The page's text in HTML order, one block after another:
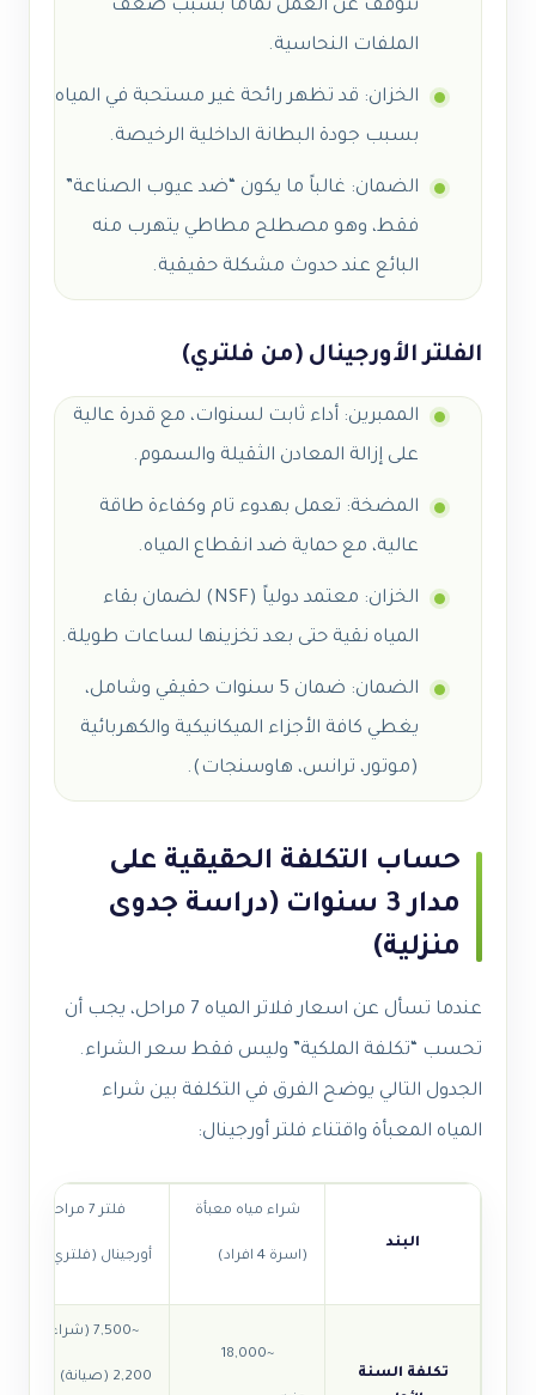
تتوقف عن العمل تماماً بسبب ضعف
الملفات النحاسية.
الخزان: قد تظهر رائحة غير مستحبة في المياه
بسبب جودة البطانة الداخلية الرخيصة.
الضمان: غالباً ما يكون “ضد عيوب الصناعة”
فقط، وهو مصطلح مطاطي يتهرب منه
البائع عند حدوث مشكلة حقيقية.
الفلتر الأورجينال (من فلتري)
الممبرين: أداء ثابت لسنوات، مع قدرة عالية
على إزالة المعادن الثقيلة والسموم.
المضخة: تعمل بهدوء تام وكفاءة طاقة
عالية، مع حماية ضد انقطاع المياه.
الخزان: معتمد دولياً (NSF) لضمان بقاء
المياه نقية حتى بعد تخزينها لساعات طويلة.
الضمان: ضمان 5 سنوات حقيقي وشامل،
يغطي كافة الأجزاء الميكانيكية والكهربائية
(موتور، ترانس، هاوسنجات).
حساب التكلفة الحقيقية على
مدار 3 سنوات (دراسة جدوى
منزلية)
عندما تسأل عن اسعار فلاتر المياه 7 مراحل، يجب أن
تحسب “تكلفة الملكية” وليس فقط سعر الشراء.
الجدول التالي يوضح الفرق في التكلفة بين شراء
المياه المعبأة واقتناء فلتر أورجينال:
البند
شراء مياه معبأة
(اسرة 4 افراد)
فلتر 7 مراحل
أورجينال (فلتري)
تكلفة السنة
~18,000
~7,500 (شراء) +
2,200 (صيانة)